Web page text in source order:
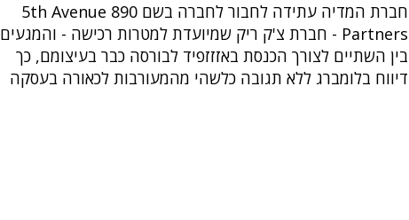
חברת המדיה עתידה לחבור לחברה בשם 890 5th Avenue
Partners - חברת צ'ק ריק שמיועדת למטרות רכישה - והמגעים
בין השתיים לצורך הכנסת באזזזפיד לבורסה כבר בעיצומם, כך
דיווח בלומברג ללא תגובה כלשהי מהמעורבות לכאורה בעסקה